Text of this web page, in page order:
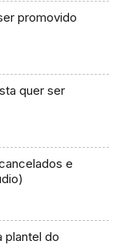
promovido
quer ser
e
plantel do